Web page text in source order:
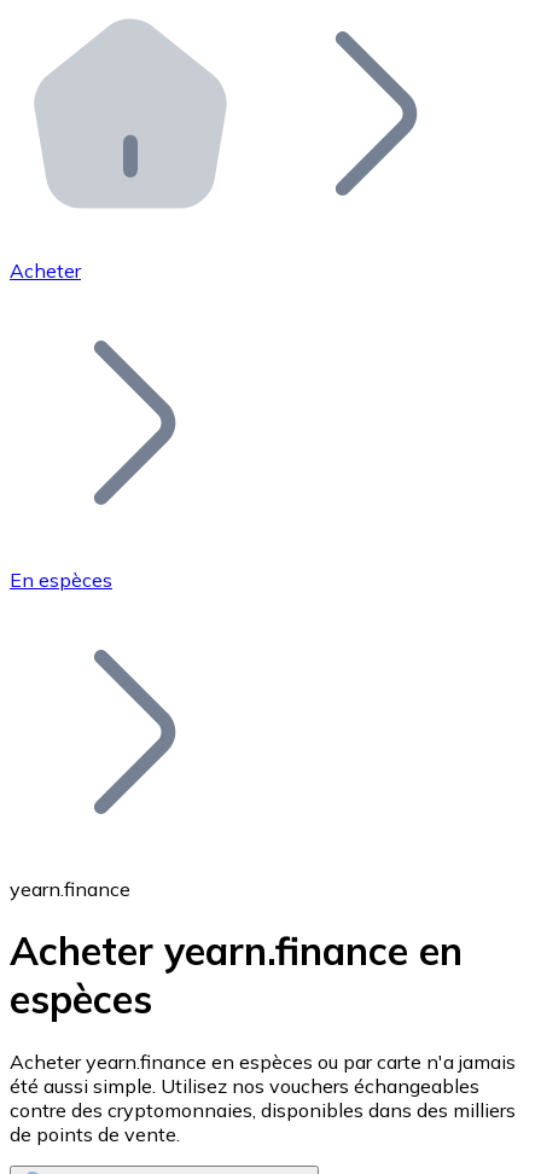
Distributeurs automatiques Bitnovo
Intégrez un ATM Bitnovo dans votre entreprise et
API Bitnovo
Intégrez notre API dans votre écosystème.
Rejoignez notre réseau de distributeurs et
Ajoutez le token de votre projet à notre service
Bitcoin
Ethereum
ETH
Acheter
En espèces
yearn.finance
Acheter yearn.finance en
espèces
Acheter yearn.finance en espèces ou par carte n'a jamais
été aussi simple. Utilisez nos vouchers échangeables
contre des cryptomonnaies, disponibles dans des milliers
de points de vente.